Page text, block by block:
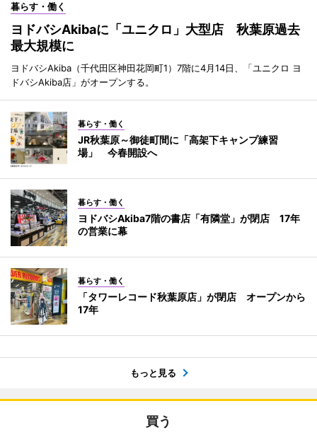
暮らす・働く
ヨドバシAkibaに「ユニクロ」大型店 秋葉原過去
最大規模に
ヨドバシAkiba（千代田区神田花岡町1）7階に4月14日、「ユニクロ ヨ
ドバシAkiba店」がオープンする。
暮らす・働く
JR秋葉原～御徒町間に「高架下キャンプ練習
場」 今春開設へ
暮らす・働く
ヨドバシAkiba7階の書店「有隣堂」が閉店 17年
の営業に幕
暮らす・働く
「タワーレコード秋葉原店」が閉店 オープンから
17年
もっと見る
買う